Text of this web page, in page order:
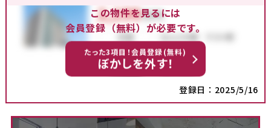
この物件を見るには
会員登録（無料）が必要です。
たった3項目！会員登録(無料)
ぼかしを外す！
登録日：2025/5/16